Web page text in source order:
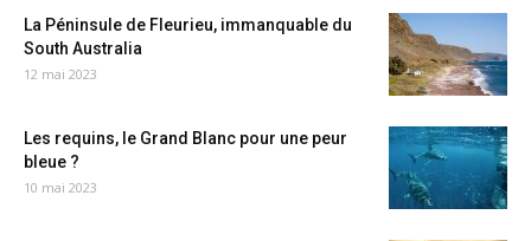
La Péninsule de Fleurieu, immanquable du
South Australia
12 mai 2023
Les requins, le Grand Blanc pour une peur
bleue ?
10 mai 2023